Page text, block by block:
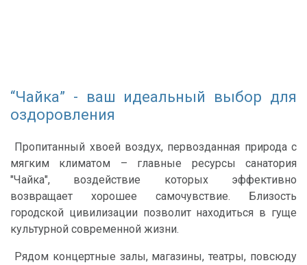
“Чайка” - ваш идеальный выбор для
оздоровления
Пропитанный хвоей воздух, первозданная природа с
мягким климатом – главные ресурсы санатория
"Чайка", воздействие которых эффективно
возвращает хорошее самочувствие. Близость
городской цивилизации позволит находиться в гуще
культурной современной жизни.
Рядом концертные залы, магазины, театры, повсюду